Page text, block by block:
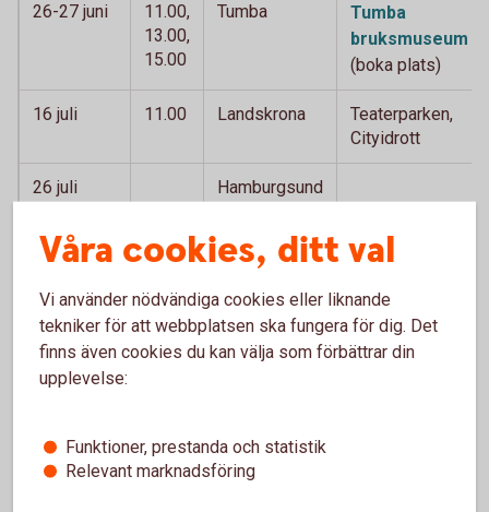
26-27 juni
11.00,
13.00,
15.00
Tumba
Tumba
bruksmuseum
(boka plats)
16 juli 11.00 Landskrona
Teaterparken,
Cityidrott
26 juli Hamburgsund
29 juli Östersund
Storsjöyran,
Storsjöteatern
7 augusti 14.00 Kalmar
Kalmar Stadsfest,
Krusenstiernska
gården
15 augusti 11.00 Klippan
Våra cookies, ditt val
Vi använder nödvändiga cookies eller liknande
tekniker för att webbplatsen ska fungera för dig. Det
finns även cookies du kan välja som förbättrar din
upplevelse:
Funktioner, prestanda och statistik
Relevant marknadsföring